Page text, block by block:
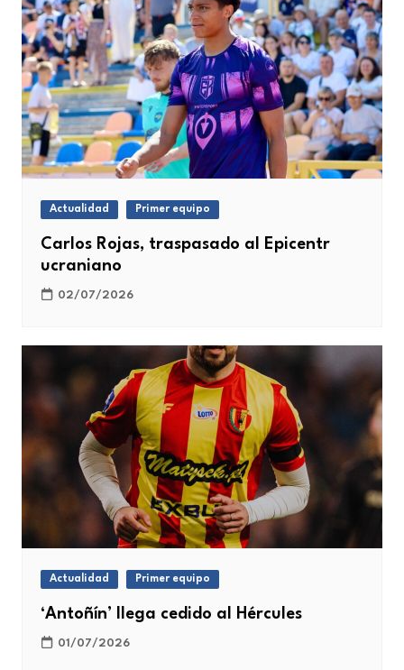
Actualidad Primer equipo
Carlos Rojas, traspasado al Epicentr
ucraniano
02/07/2026
Actualidad Primer equipo
‘Antoñín’ llega cedido al Hércules
01/07/2026